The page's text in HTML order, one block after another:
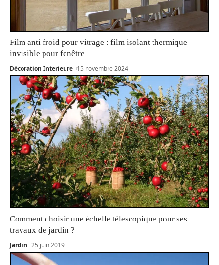
Film anti froid pour vitrage : film isolant thermique
invisible pour fenêtre
Décoration Interieure 15 novembre 2024
Comment choisir une échelle télescopique pour ses
travaux de jardin ?
Jardin 25 juin 2019